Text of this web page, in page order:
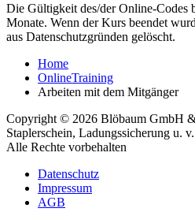
Die Gültigkeit des/der Online-Codes
Monate. Wenn der Kurs beendet
aus Datenschutzgründen gelöscht.
Home
OnlineTraining
Arbeiten mit dem Mitgänger
Copyright © 2026 Blöbaum GmbH
Staplerschein, Ladungssicherung u.
Alle Rechte vorbehalten
Datenschutz
Impressum
AGB